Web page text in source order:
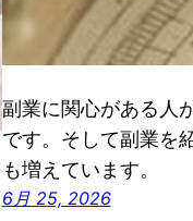
副業に関心がある人
です。そして副業を
も増えています。
6月 25, 2026